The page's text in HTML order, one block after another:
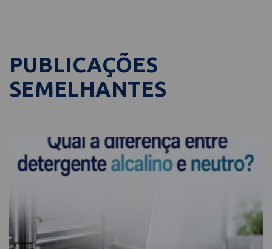
PUBLICAÇÕES
SEMELHANTES